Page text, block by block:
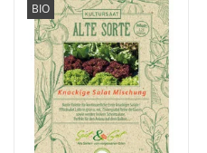
Inhalt:
BIO